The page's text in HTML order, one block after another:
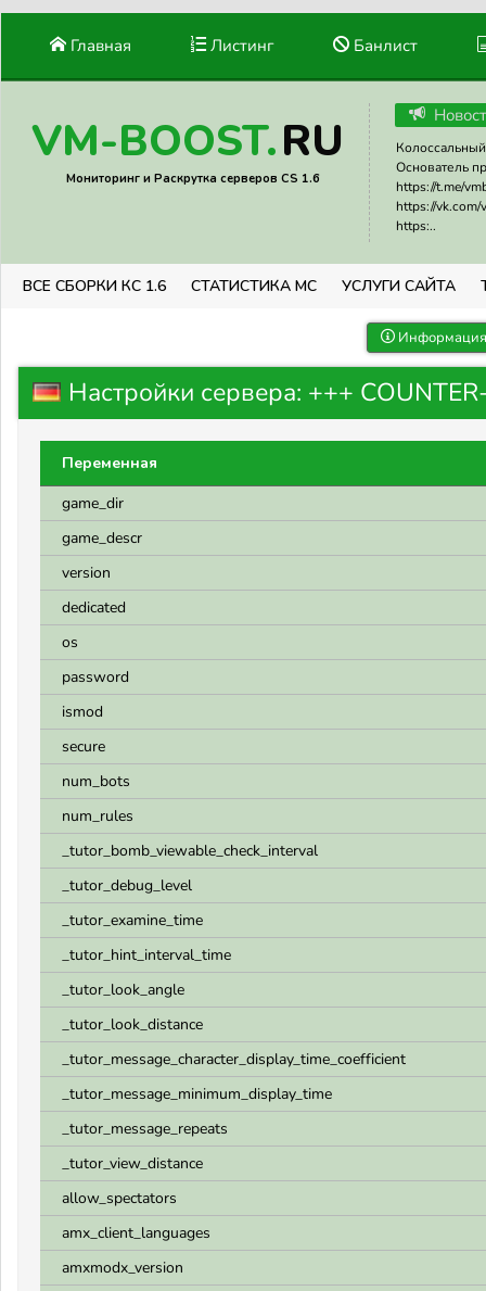
Главная Листинг Банлист
VM-BOOST.RU
Мониторинг и Раскрутка серверов CS 1.6
Основатель
https://t.me/
https://vk.com/
https:..
ВСЕ СБОРКИ КС 1.6 СТАТИСТИКА МС УСЛУГИ САЙТА
Настройки сервера: +++
Переменная
game_dir
game_descr
version
dedicated
os
password
ismod
secure
num_bots
num_rules
_tutor_bomb_viewable_check_interval
_tutor_debug_level
_tutor_examine_time
_tutor_hint_interval_time
_tutor_look_angle
_tutor_look_distance
_tutor_message_character_display_time_coefficient
_tutor_message_minimum_display_time
_tutor_message_repeats
_tutor_view_distance
allow_spectators
amx_client_languages
amxmodx_version